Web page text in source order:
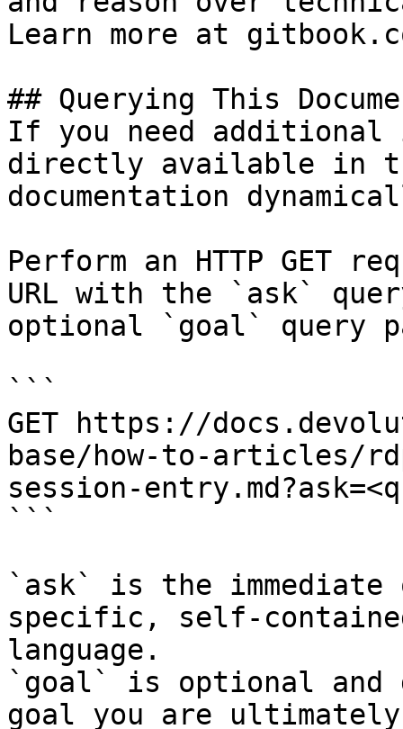
Learn more at
## Querying This
If you need
directly available in
documentation
Perform an HTTP GET
URL with the `ask`
optional `goal` query
```
GET https://
base/how-to-articles/
session-
```
`ask` is the
specific, self-
language.
`goal` is optional and
goal you are